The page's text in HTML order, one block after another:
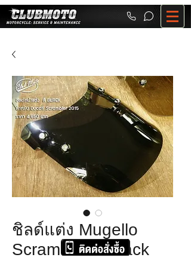
ชิลด์แต่ง Mugello
Scrambler สี Black